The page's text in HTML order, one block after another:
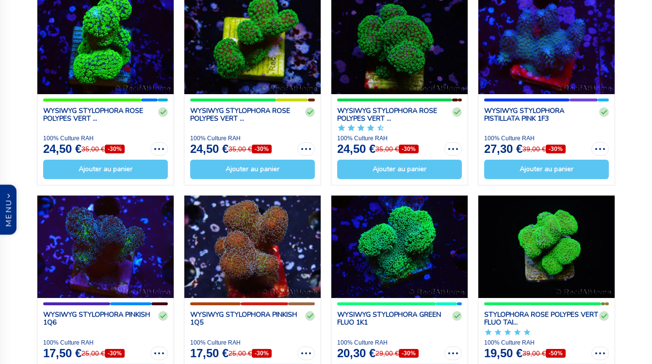
WYSIWYG STYLOPHORA ROSE
POLYPES VERT ...
100% Culture RAH
24,50 €35,00 € -30%
Ajouter au panier
WYSIWYG STYLOPHORA ROSE
POLYPES VERT ...
100% Culture RAH
24,50 €35,00 € -30%
Ajouter au panier
WYSIWYG STYLOPHORA ROSE
POLYPES VERT ...
100% Culture RAH
24,50 €35,00 € -30%
Ajouter au panier
WYSIWYG STYLOPHORA
PISTILLATA PINK 1F3
100% Culture RAH
27,30 €39,00 € -30%
Ajouter au panier
WYSIWYG STYLOPHORA PINKISH
1Q6
100% Culture RAH
17,50 €25,00 € -30%
WYSIWYG STYLOPHORA PINKISH
1Q5
100% Culture RAH
17,50 €25,00 € -30%
WYSIWYG STYLOPHORA GREEN
FLUO 1K1
100% Culture RAH
20,30 €29,00 € -30%
STYLOPHORA ROSE POLYPES VERT
FLUO TAI...
100% Culture RAH
19,50 €39,00 € -50%
MENU